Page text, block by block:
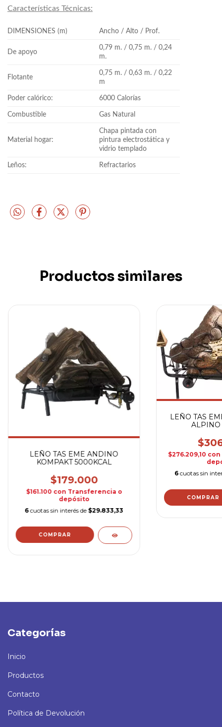
Características Técnicas:
DIMENSIONES (m) Ancho / Alto / Prof.
De apoyo
0,79 m. / 0,75 m. / 0,24
m.
Flotante
0,75 m. / 0,63 m. / 0,22
m
Poder calórico: 6000 Calorías
Combustible Gas Natural
Material hogar:
Chapa pintada con
pintura electrostática y
vidrio templado
Leños: Refractarios
Productos similares
LEÑO TAS EME ANDINO
KOMPAKT 5000KCAL
$179.000
$161.100 con Transferencia o
depósito
6 cuotas sin interés de $29.833,33
LEÑO TAS
ALPINO
$276.209,10 con
6 cuotas sin
Categorías
Inicio
Productos
Contacto
Política de Devolución